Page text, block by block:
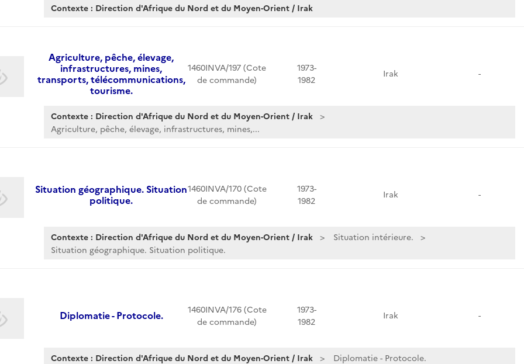
Contexte : Direction d'Afrique du Nord et du Moyen-Orient / Irak
Agriculture, pêche, élevage,
infrastructures, mines,
transports, télécommunications,
tourisme.
1460INVA/197 (Cote
de commande)
1973-
1982
Irak -
Contexte : Direction d'Afrique du Nord et du Moyen-Orient / Irak
Agriculture, pêche, élevage, infrastructures, mines,...
Situation géographique. Situation
politique.
1460INVA/170 (Cote
de commande)
1973-
1982
Irak -
Contexte : Direction d'Afrique du Nord et du Moyen-Orient / Irak
Situation intérieure.
Situation géographique. Situation politique.
Diplomatie - Protocole.
1460INVA/176 (Cote
de commande)
1973-
1982
Irak -
Contexte : Direction d'Afrique du Nord et du Moyen-Orient / Irak Diplomatie - Protocole.